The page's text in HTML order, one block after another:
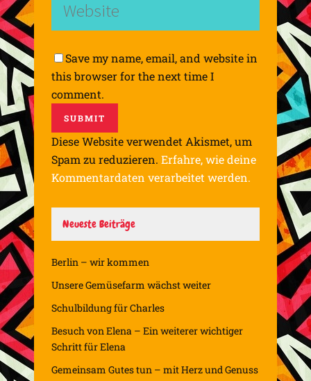
Save my name, email, and website in
this browser for the next time I
comment.
Diese Website verwendet Akismet, um
Spam zu reduzieren. Erfahre, wie deine
Kommentardaten verarbeitet werden.
Neueste Beiträge
Berlin – wir kommen
Unsere Gemüsefarm wächst weiter
Schulbildung für Charles
Besuch von Elena – Ein weiterer wichtiger
Schritt für Elena
Gemeinsam Gutes tun – mit Herz und Genuss